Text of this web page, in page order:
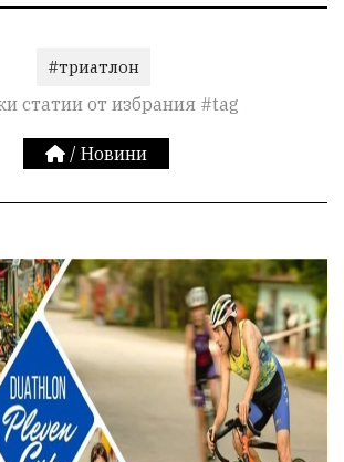
#триатлон
статии от избрания #tag
/ Новини